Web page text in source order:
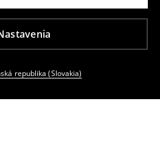
republika (Slovakia)